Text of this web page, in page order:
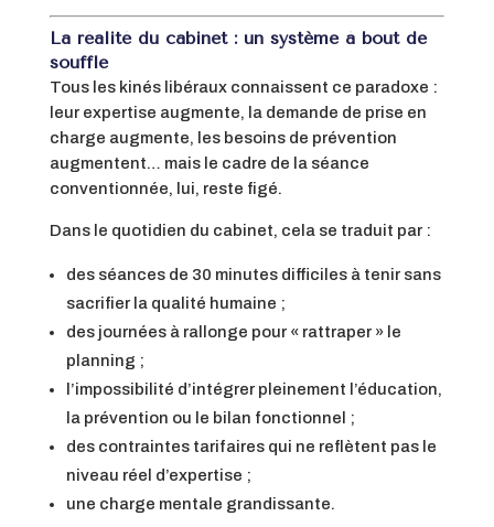
La réalité du cabinet : un système à bout de
souffle
Tous les kinés libéraux connaissent ce paradoxe :
leur expertise augmente, la demande de prise en
charge augmente, les besoins de prévention
augmentent… mais le cadre de la séance
conventionnée, lui, reste figé.
Dans le quotidien du cabinet, cela se traduit par :
des séances de 30 minutes difficiles à tenir sans
sacrifier la qualité humaine ;
des journées à rallonge pour « rattraper » le
planning ;
l’impossibilité d’intégrer pleinement l’éducation,
la prévention ou le bilan fonctionnel ;
des contraintes tarifaires qui ne reflètent pas le
niveau réel d’expertise ;
une charge mentale grandissante.